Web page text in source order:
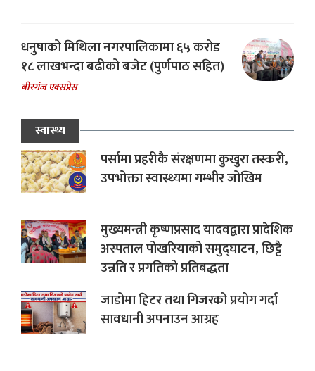
धनुषाको मिथिला नगरपालिकामा ६५ करोड
१८ लाखभन्दा बढीको बजेट (पुर्णपाठ सहित)
बीरगंज एक्सप्रेस
स्वास्थ्य
पर्सामा प्रहरीकै संरक्षणमा कुखुरा तस्करी,
उपभोक्ता स्वास्थ्यमा गम्भीर जोखिम
मुख्यमन्त्री कृष्णप्रसाद यादवद्वारा प्रादेशिक
अस्पताल पोखरियाको समुद्घाटन, छिट्टै
उन्नति र प्रगतिको प्रतिबद्धता
जाडोमा हिटर तथा गिजरको प्रयोग गर्दा
सावधानी अपनाउन आग्रह